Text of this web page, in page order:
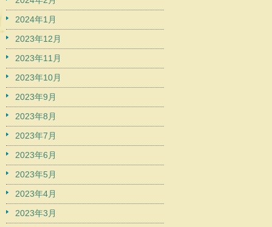
2024年1月
2023年12月
2023年11月
2023年10月
2023年9月
2023年8月
2023年7月
2023年6月
2023年5月
2023年4月
2023年3月